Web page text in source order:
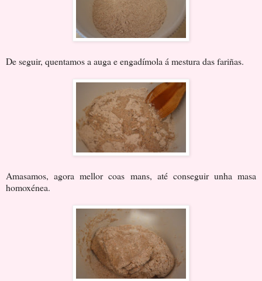
De seguir, quentamos a auga e engadímola á mestura das fariñas.
Amasamos, agora mellor coas mans, até conseguir unha masa
homoxénea.